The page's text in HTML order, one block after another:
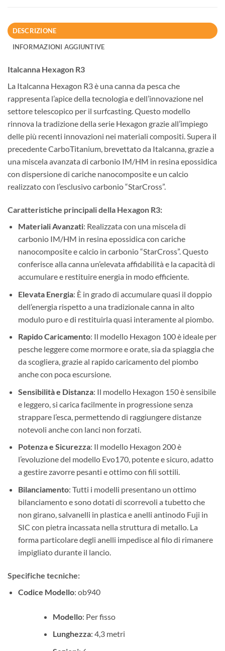
DESCRIZIONE
INFORMAZIONI AGGIUNTIVE
Italcanna Hexagon R3
La Italcanna Hexagon R3 è una canna da pesca che
rappresenta l’apice della tecnologia e dell’innovazione nel
settore telescopico per il surfcasting. Questo modello
rinnova la tradizione della serie Hexagon grazie all’impiego
delle più recenti innovazioni nei materiali compositi. Supera il
precedente CarboTitanium, brevettato da Italcanna, grazie a
una miscela avanzata di carbonio IM/HM in resina epossidica
con dispersione di cariche nanocomposite e un calcio
realizzato con l’esclusivo carbonio “StarCross”.
Caratteristiche principali della Hexagon R3:
Materiali Avanzati: Realizzata con una miscela di
carbonio IM/HM in resina epossidica con cariche
nanocomposite e calcio in carbonio “StarCross”. Questo
conferisce alla canna un’elevata affidabilità e la capacità di
accumulare e restituire energia in modo efficiente.
Elevata Energia: È in grado di accumulare quasi il doppio
dell’energia rispetto a una tradizionale canna in alto
modulo puro e di restituirla quasi interamente al piombo.
Rapido Caricamento: Il modello Hexagon 100 è ideale per
pesche leggere come mormore e orate, sia da spiaggia che
da scogliera, grazie al rapido caricamento del piombo
anche con poca escursione.
Sensibilità e Distanza: Il modello Hexagon 150 è sensibile
e leggero, si carica facilmente in progressione senza
strappare l’esca, permettendo di raggiungere distanze
notevoli anche con lanci non forzati.
Potenza e Sicurezza: Il modello Hexagon 200 è
l’evoluzione del modello Evo170, potente e sicuro, adatto
a gestire zavorre pesanti e ottimo con fili sottili.
Bilanciamento: Tutti i modelli presentano un ottimo
bilanciamento e sono dotati di scorrevoli a tubetto che
non girano, salvanelli in plastica e anelli antinodo Fuji in
SIC con pietra incassata nella struttura di metallo. La
forma particolare degli anelli impedisce al filo di rimanere
impigliato durante il lancio.
Specifiche tecniche:
Codice Modello: ob940
Modello: Per fisso
Lunghezza: 4,3 metri